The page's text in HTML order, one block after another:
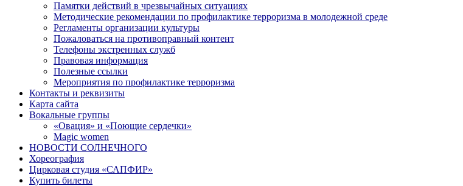
Памятки действий в чрезвычайных ситуациях
Методические рекомендации по профилактике терроризма в молодежной среде
Регламенты организации культуры
Пожаловаться на противоправный контент
Телефоны экстренных служб
Правовая информация
Полезные ссылки
Мероприятия по профилактике терроризма
Контакты и реквизиты
Карта сайта
Вокальные группы
«Овация» и «Поющие сердечки»
Magic women
НОВОСТИ СОЛНЕЧНОГО
Хореография
Цирковая студия «САПФИР»
Купить билеты